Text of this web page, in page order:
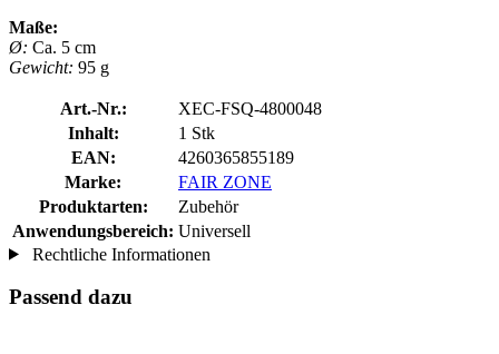
Maße:
Ø: Ca. 5 cm
Gewicht: 95 g
Art.-Nr.:
XEC-FSQ-4800048
Inhalt:
1 Stk
EAN:
4260365855189
Marke:
FAIR ZONE
Produktarten:
Zubehör
Anwendungsbereich: Universell
Rechtliche Informationen
Passend dazu